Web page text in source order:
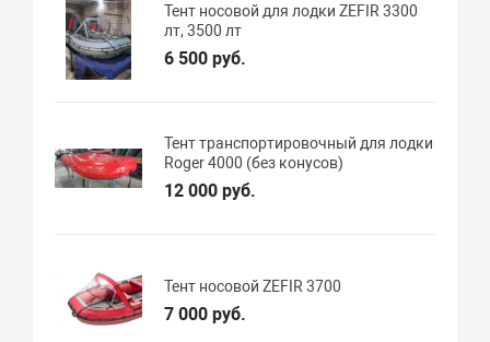
Тент носовой для лодки ZEFIR 3300
лт, 3500 лт
6 500 руб.
Тент транспортировочный для лодки
Roger 4000 (без конусов)
12 000 руб.
Тент носовой ZEFIR 3700
7 000 руб.